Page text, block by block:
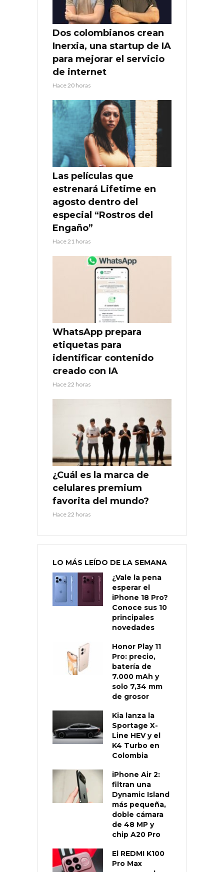
Dos colombianos crean
Inerxia, una startup de IA
para mejorar el servicio
de internet
Hace 20 horas
Las películas que
estrenará Lifetime en
agosto dentro del
especial “Rostros del
Engaño”
Hace 21 horas
WhatsApp prepara
etiquetas para
identificar contenido
creado con IA
Hace 22 horas
¿Cuál es la marca de
celulares premium
favorita del mundo?
Hace 22 horas
LO MÁS LEÍDO DE LA SEMANA
¿Vale la pena
esperar el
iPhone 18 Pro?
Conoce sus 10
principales
novedades
Honor Play 11
Pro: precio,
batería de
7.000 mAh y
solo 7,34 mm
de grosor
Kia lanza la
Sportage X-
Line HEV y el
K4 Turbo en
Colombia
iPhone Air 2:
filtran una
Dynamic Island
más pequeña,
doble cámara
de 48 MP y
chip A20 Pro
El REDMI K100
Pro Max